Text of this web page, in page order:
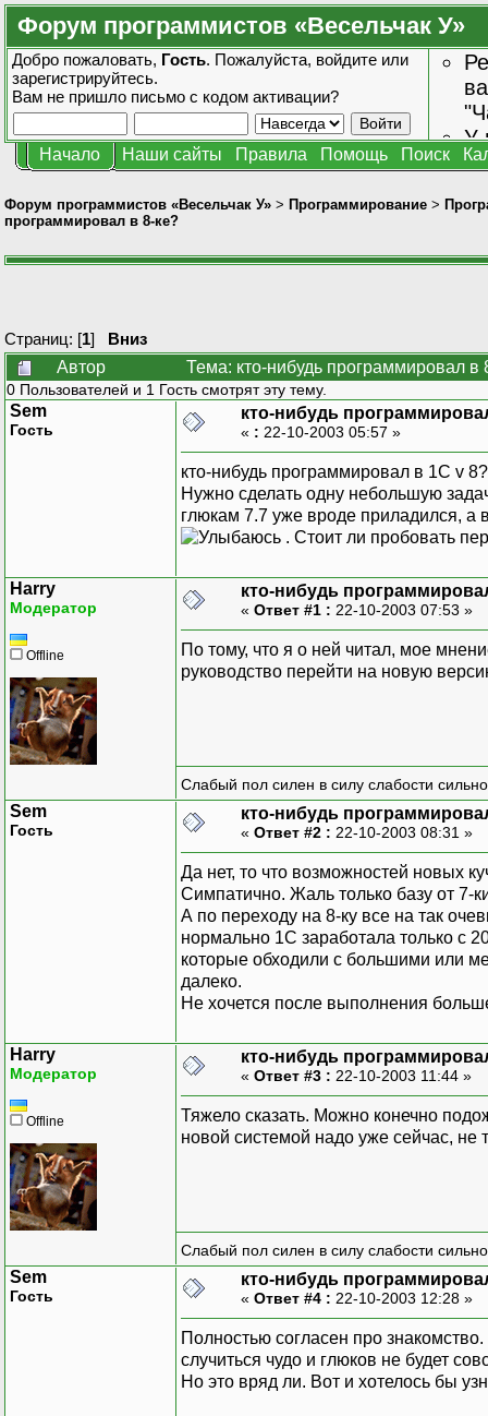
Форум программистов «Весельчак У»
Добро пожаловать, Гость. Пожалуйста, войдите или
зарегистрируйтесь.
Вам не пришло письмо с кодом активации?
У
Начало Наши сайты Правила Помощь Поиск
Форум программистов «Весельчак У» > Программирование >
программировал в 8-ке?
Страниц: [1] Вниз
Автор
Тема: кто-нибудь программировал
0 Пользователей и 1 Гость смотрят эту тему.
Sem
Гость
кто-нибудь
« : 22-10-2003 05:57 »
кто-нибудь программировал в 1С v 8?
Нужно сделать одну небольшую
глюкам 7.7 уже вроде приладился,
. Стоит ли пробовать
Harry
Модератор
Offline
кто-нибудь
« Ответ #1 : 22-10-2003 07:53 »
По тому, что я о ней читал, мое
руководство перейти на новую
Слабый пол силен в силу слабости
Sem
Гость
кто-нибудь
« Ответ #2 : 22-10-2003 08:31 »
Да нет, то что возможностей новых
Симпатично. Жаль только базу от 7-
А по переходу на 8-ку все на так
нормально 1С заработала только с
которые обходили с большими или
далеко.
Не хочется после выполнения
Harry
Модератор
Offline
кто-нибудь
« Ответ #3 : 22-10-2003 11:44 »
Тяжело сказать. Можно конечно
новой системой надо уже сейчас, не
Слабый пол силен в силу слабости
Sem
Гость
кто-нибудь
« Ответ #4 : 22-10-2003 12:28 »
Полностью согласен про
случиться чудо и глюков не будет
Но это вряд ли. Вот и хотелось бы